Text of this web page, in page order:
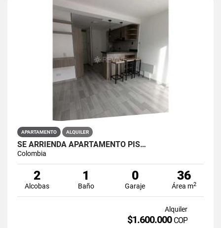
APARTAMENTO ALQUILER
SE ARRIENDA APARTAMENTO PIS…
Colombia
2
Alcobas
1
Baño
0
Garaje
36
Área m2
Alquiler
$1.600.000 COP